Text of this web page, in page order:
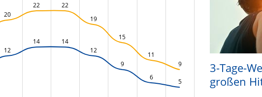
20
22
22
19
15
11
9
12
14
14
12
9
6
5
3-Tage-
großen